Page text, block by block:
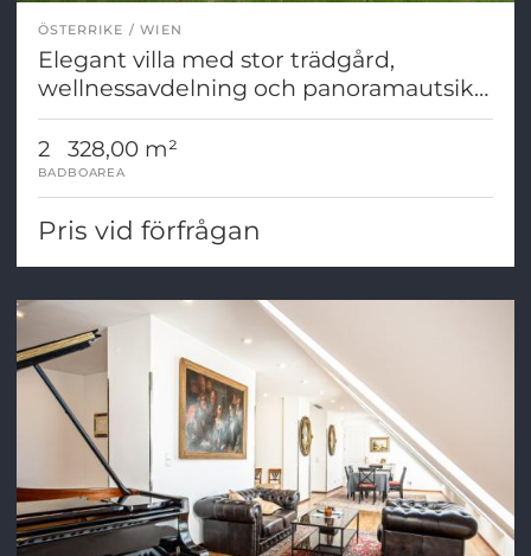
ÖSTERRIKE WIEN
Elegant villa med stor trädgård,
wellnessavdelning och panoramautsikt
i ett utmärkt läge i Währing
2
BAD
328,00 m²
BOAREA
Pris vid förfrågan